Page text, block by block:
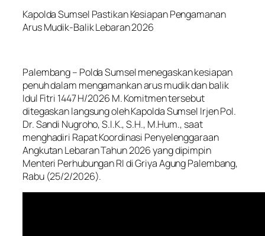
Kapolda Sumsel Pastikan Kesiapan Pengamanan
Arus Mudik-Balik Lebaran 2026
Palembang – Polda Sumsel menegaskan kesiapan
penuh dalam mengamankan arus mudik dan balik
Idul Fitri 1447 H/2026 M. Komitmen tersebut
ditegaskan langsung oleh Kapolda Sumsel Irjen Pol.
Dr. Sandi Nugroho, S.I.K., S.H., M.Hum., saat
menghadiri Rapat Koordinasi Penyelenggaraan
Angkutan Lebaran Tahun 2026 yang dipimpin
Menteri Perhubungan RI di Griya Agung Palembang,
Rabu (25/2/2026).